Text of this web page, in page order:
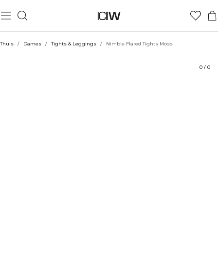
Thuis / Dames / Tights & Leggings / Nimble Flared Tights Moss
0 / 0